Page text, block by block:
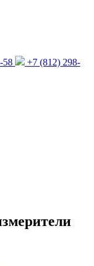
58
+7 (812) 298-